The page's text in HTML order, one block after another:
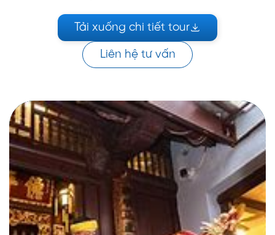
Tải xuống chi tiết tour
Liên hệ tư vấn